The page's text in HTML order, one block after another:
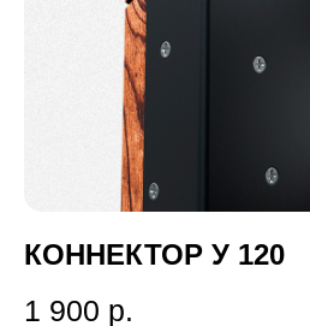
КОННЕКТОР У 120
1 900 р.